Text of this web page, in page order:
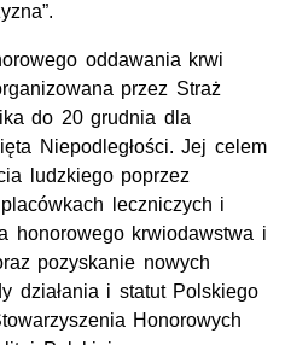
oddawania krwi
przez Straż
do 20 grudnia dla
Niepodległości. Jej celem
ludzkiego poprzez
leczniczych i
honorowego krwiodawstwa i
pozyskanie nowych
działania i statut Polskiego
Honorowych